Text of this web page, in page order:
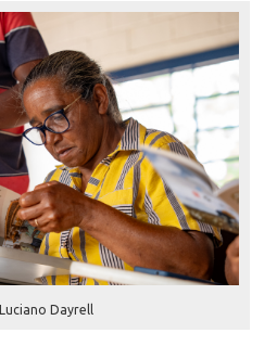
Dayrell